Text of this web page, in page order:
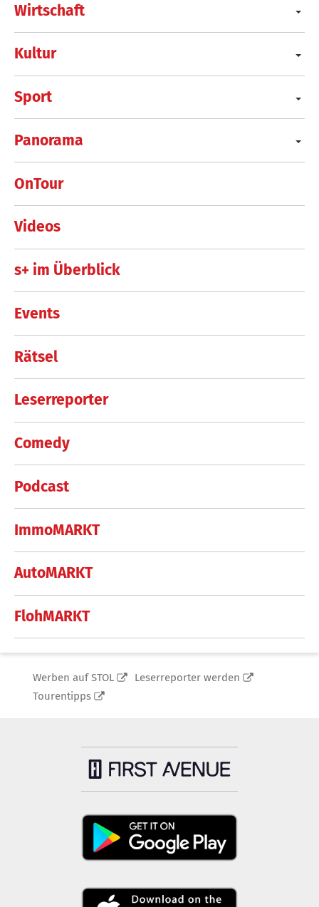
Wirtschaft
Kultur
Sport
Panorama
OnTour
Videos
s+ im Überblick
Events
Rätsel
Leserreporter
Comedy
Podcast
ImmoMARKT
AutoMARKT
FlohMARKT
Werben auf STOL
Leserreporter werden
Tourentipps